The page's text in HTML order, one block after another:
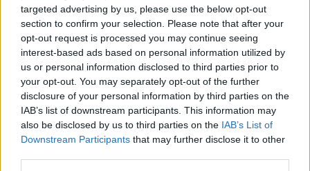
targeted advertising by us, please use the below opt-out
section to confirm your selection. Please note that after your
opt-out request is processed you may continue seeing
interest-based ads based on personal information utilized by
us or personal information disclosed to third parties prior to
your opt-out. You may separately opt-out of the further
disclosure of your personal information by third parties on the
IAB’s list of downstream participants. This information may
also be disclosed by us to third parties on the IAB’s List of
Downstream Participants that may further disclose it to other
6 anni fa
Il luogo è diventato un punto di raccolta per curiosi e
amici, ansiosi di capire cosa fosse realmente
accaduto. “Velletri non è mai stata così violenta.
Cosa sta succedendo ai nostri ragazzi?” si domanda
un padre, visibilmente allarmato. Le domande